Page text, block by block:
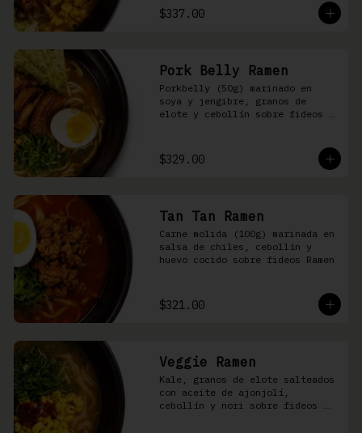
cerdo
$337.00
Pork Belly Ramen
Porkbelly (50g) marinado en
soya y jengibre, granos de
elote y cebollín sobre fideos
$329.00
Tan Tan Ramen
Carne molida (100g) marinada en
salsa de chiles, cebollín y
huevo cocido sobre fideos Ramen
$321.00
Veggie Ramen
Kale, granos de elote salteados
con aceite de ajonjolí,
cebollín y nori sobre fideos